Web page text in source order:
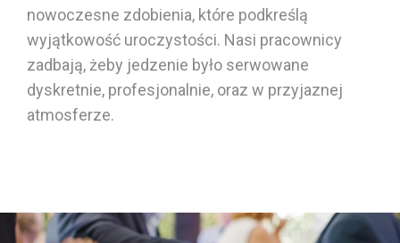
nowoczesne zdobienia, które podkreślą
wyjątkowość uroczystości. Nasi pracownicy
zadbają, żeby jedzenie było serwowane
dyskretnie, profesjonalnie, oraz w przyjaznej
atmosferze.